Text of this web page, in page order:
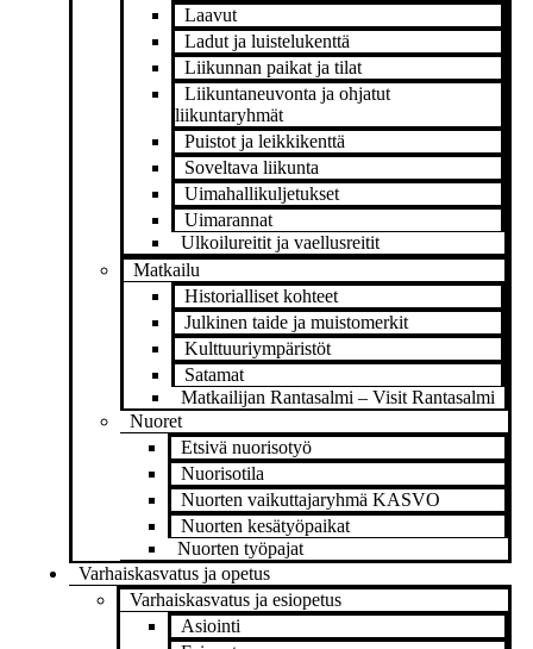
Laavut
Ladut ja luistelukenttä
Liikunnan paikat ja tilat
Liikuntaneuvonta ja ohjatut
liikuntaryhmät
Puistot ja leikkikenttä
Soveltava liikunta
Uimahallikuljetukset
Uimarannat
Ulkoilureitit ja vaellusreitit
Matkailu
Historialliset kohteet
Julkinen taide ja muistomerkit
Kulttuuriympäristöt
Satamat
Matkailijan Rantasalmi – Visit Rantasalmi
Nuoret
Etsivä nuorisotyö
Nuorisotila
Nuorten vaikuttajaryhmä KASVO
Nuorten kesätyöpaikat
Nuorten työpajat
Varhaiskasvatus ja opetus
Varhaiskasvatus ja esiopetus
Asiointi